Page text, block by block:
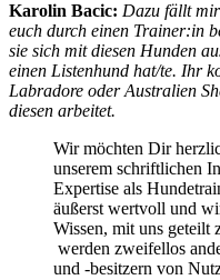
Karolin Bacic: Dazu fällt
euch durch einen Trainer:in
sie sich mit diesen Hunden
einen Listenhund hat/te. Ihr
Labradore oder Australien
diesen arbeitet.
Wir möchten Dir
unserem schriftlichen
Expertise als
äußerst wertvoll und
Wissen, mit uns geteilt
werden zweifellos
und -besitzern von